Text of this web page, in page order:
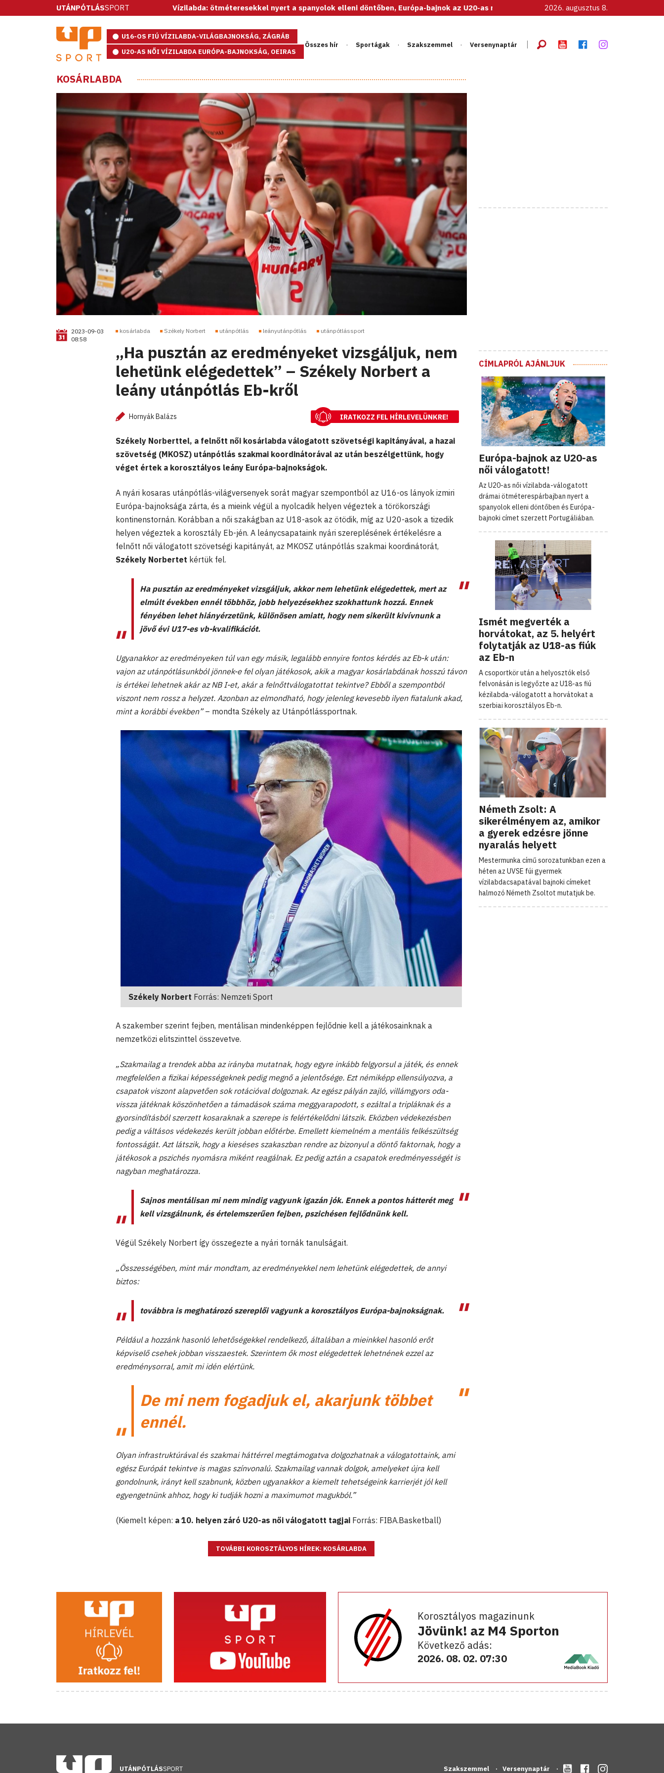
UTÁNPÓTLÁSSPORTVízilabda: ötméteresekkel nyert a spanyolok elleni döntőben, Európa-bajnok az U20-as női válogatott! 2026. augusztus 8.
U16-OS FIÚ VÍZILABDA-VILÁGBAJNOKSÁG, ZÁGRÁB
U20-AS NŐI VÍZILABDA EURÓPA-BAJNOKSÁG, OEIRAS
Összes hír Sportágak Szakszemmel Versenynaptár
KOSÁRLABDA
2023-09-03
08:58
kosárlabda Székely Norbert utánpótlás leányutánpótlás utánpótlássport
„Ha pusztán az eredményeket vizsgáljuk, nem
lehetünk elégedettek” – Székely Norbert a
leány utánpótlás Eb-kről
Hornyák Balázs IRATKOZZ FEL HÍRLEVELÜNKRE!
Székely Norberttel, a felnőtt női kosárlabda válogatott szövetségi kapitányával, a hazai
szövetség (MKOSZ) utánpótlás szakmai koordinátorával az után beszélgettünk, hogy
véget értek a korosztályos leány Európa-bajnokságok.
A nyári kosaras utánpótlás-világversenyek sorát magyar szempontból az U16-os lányok izmiri
Európa-bajnoksága zárta, és a mieink végül a nyolcadik helyen végeztek a törökországi
kontinenstornán. Korábban a női szakágban az U18-asok az ötödik, míg az U20-asok a tizedik
helyen végeztek a korosztály Eb-jén. A leánycsapataink nyári szereplésének értékelésre a
felnőtt női válogatott szövetségi kapitányát, az MKOSZ utánpótlás szakmai koordinátorát,
Székely Norbertet kértük fel.
Ha pusztán az eredményeket vizsgáljuk, akkor nem lehetünk elégedettek, mert az
elmúlt években ennél többhöz, jobb helyezésekhez szokhattunk hozzá. Ennek
fényében lehet hiányérzetünk, különösen amiatt, hogy nem sikerült kivívnunk a
jövő évi U17-es vb-kvalifikációt.
Ugyanakkor az eredményeken túl van egy másik, legalább ennyire fontos kérdés az Eb-k után:
vajon az utánpótlásunkból jönnek-e fel olyan játékosok, akik a magyar kosárlabdának hosszú távon
is értékei lehetnek akár az NB I-et, akár a felnőttválogatottat tekintve? Ebből a szempontból
viszont nem rossz a helyzet. Azonban az elmondható, hogy jelenleg kevesebb ilyen fiatalunk akad,
mint a korábbi években”– mondta Székely az Utánpótlássportnak.
Székely Norbert Forrás: Nemzeti Sport
A szakember szerint fejben, mentálisan mindenképpen fejlődnie kell a játékosainknak a
nemzetközi elitszinttel összevetve.
„Szakmailag a trendek abba az irányba mutatnak, hogy egyre inkább felgyorsul a játék, és ennek
megfelelően a fizikai képességeknek pedig megnő a jelentősége. Ezt némiképp ellensúlyozva, a
csapatok viszont alapvetően sok rotációval dolgoznak. Az egész pályán zajló, villámgyors oda-
vissza játéknak köszönhetően a támadások száma meggyarapodott, s ezáltal a tripláknak és a
gyorsindításból szerzett kosaraknak a szerepe is felértékelődni látszik. Eközben védekezésben
pedig a váltásos védekezés került jobban előtérbe. Emellett kiemelném a mentális felkészültség
fontosságát. Azt látszik, hogy a kieséses szakaszban rendre az bizonyul a döntő faktornak, hogy a
játékosok a pszichés nyomásra miként reagálnak. Ez pedig aztán a csapatok eredményességét is
nagyban meghatározza.
Sajnos mentálisan mi nem mindig vagyunk igazán jók. Ennek a pontos hátterét meg
kell vizsgálnunk, és értelemszerűen fejben, pszichésen fejlődnünk kell.
Végül Székely Norbert így összegezte a nyári tornák tanulságait.
„Összességében, mint már mondtam, az eredményekkel nem lehetünk elégedettek, de annyi
biztos:
továbbra is meghatározó szereplői vagyunk a korosztályos Európa-bajnokságnak.
Például a hozzánk hasonló lehetőségekkel rendelkező, általában a mieinkkel hasonló erőt
képviselő csehek jobban visszaestek. Szerintem ők most elégedettek lehetnének ezzel az
eredménysorral, amit mi idén elértünk.
De mi nem fogadjuk el, akarjunk többet
ennél.
Olyan infrastruktúrával és szakmai háttérrel megtámogatva dolgozhatnak a válogatottaink, ami
egész Európát tekintve is magas színvonalú. Szakmailag vannak dolgok, amelyeket újra kell
gondolnunk, irányt kell szabnunk, közben ugyanakkor a kiemelt tehetségeink karrierjét jól kell
egyengetnünk ahhoz, hogy ki tudják hozni a maximumot magukból.”
(Kiemelt képen: a 10. helyen záró U20-as női válogatott tagjai Forrás: FIBA.Basketball)
TOVÁBBI KOROSZTÁLYOS HÍREK: KOSÁRLABDA
CÍMLAPRÓL AJÁNLJUK
Európa-bajnok az U20-as
női válogatott!
Az U20-as női vízilabda-válogatott
drámai ötméterespárbajban nyert a
spanyolok elleni döntőben és Európa-
bajnoki címet szerzett Portugáliában.
Ismét megverték a
horvátokat, az 5. helyért
folytatják az U18-as fiúk
az Eb-n
A csoportkör után a helyosztók első
felvonásán is legyőzte az U18-as fiú
kézilabda-válogatott a horvátokat a
szerbiai korosztályos Eb-n.
Németh Zsolt: A
sikerélményem az, amikor
a gyerek edzésre jönne
nyaralás helyett
Mestermunka című sorozatunkban ezen a
héten az UVSE fúi gyermek
vízilabdacsapatával bajnoki címeket
halmozó Németh Zsoltot mutatjuk be.
Korosztályos magazinunk
Jövünk! az M4 Sporton
Következő adás:
2026. 08. 02. 07:30
UTÁNPÓTLÁSSPORT Szakszemmel Versenynaptár